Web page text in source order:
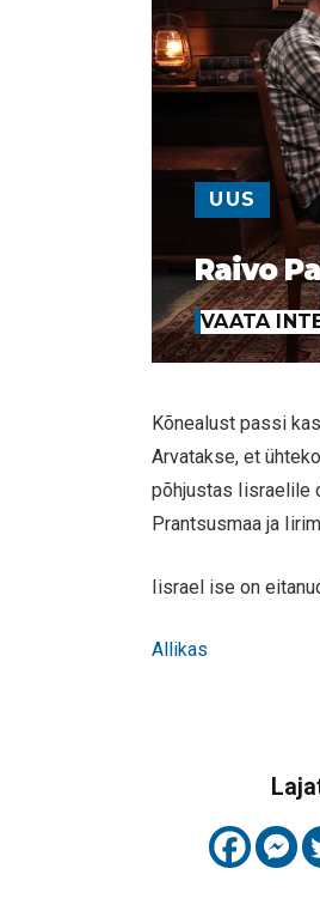
UUS
Raivo
VAATA
Kõnealust passi
Arvatakse, et
põhjustas Iisraelile
Prantsusmaa ja
Iisrael ise on
Allikas